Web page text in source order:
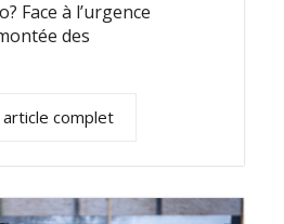
Face à l’urgence
des
article complet